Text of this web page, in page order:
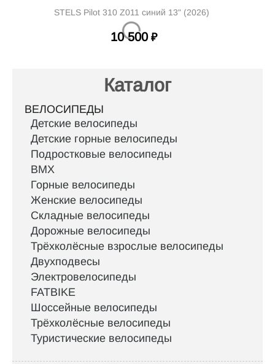
STELS Pilot 310 Z011 синий 13" (2026)
10 500 ₽
Каталог
ВЕЛОСИПЕДЫ
Детские велосипеды
Детские горные велосипеды
Подростковые велосипеды
BMX
Горные велосипеды
Женские велосипеды
Складные велосипеды
Дорожные велосипеды
Трёхколёсные взрослые велосипеды
Двухподвесы
Электровелосипеды
FATBIKE
Шоссейные велосипеды
Трёхколёсные велосипеды
Туристические велосипеды